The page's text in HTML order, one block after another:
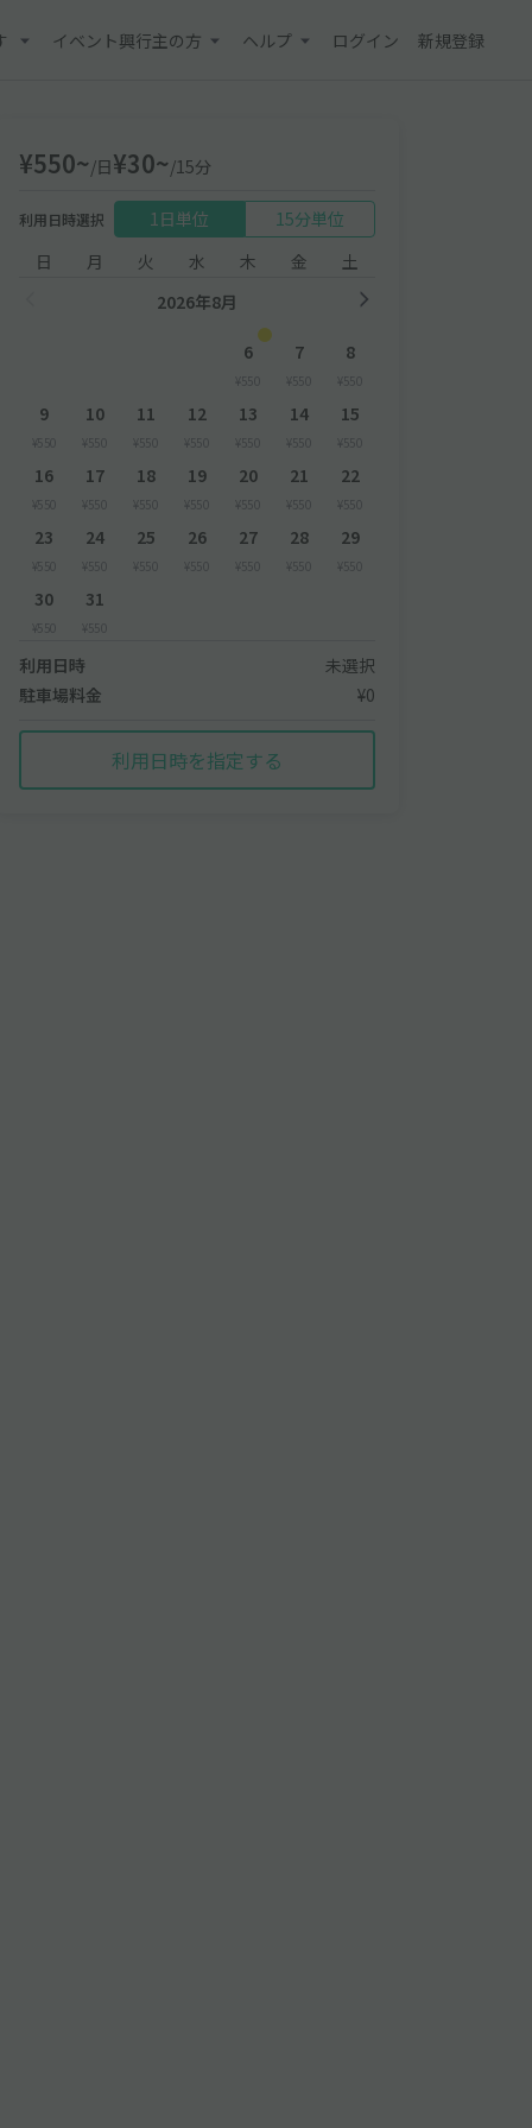
イベント興行主の方 ヘルプ ログイン 新規登録
¥550~/日¥30~/15分
利用日時選択 1日単位
15分単位
日
月 火 水 木 金
土
2026年8月
6
¥550
7
¥550
8
¥550
9
¥550
10
¥550
11
¥550
12
¥550
13
¥550
14
¥550
15
¥550
16
¥550
17
¥550
18
¥550
19
¥550
20
¥550
21
¥550
22
¥550
23
¥550
24
¥550
25
¥550
26
¥550
27
¥550
28
¥550
29
¥550
30
¥550
31
¥550
利用日時
未選択
駐車場料金
¥0
利用日時を指定する